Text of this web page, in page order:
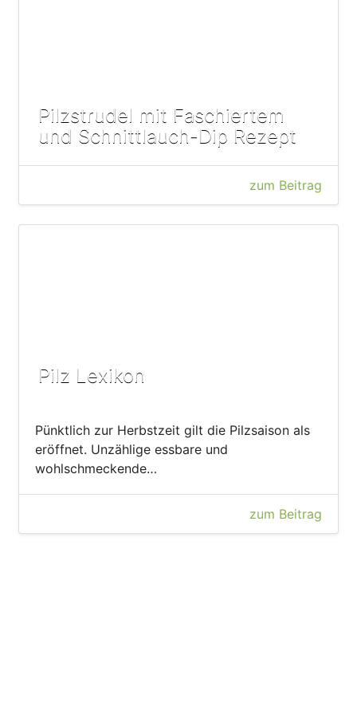
Pilzstrudel mit Faschiertem
und Schnittlauch-Dip Rezept
zum Beitrag
Pilz Lexikon
Pünktlich zur Herbstzeit gilt die Pilzsaison als
eröffnet. Unzählige essbare und
wohlschmeckende…
zum Beitrag